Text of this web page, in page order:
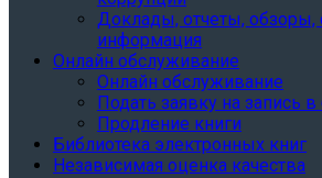
Доклады, отчеты, обзоры,
информация
Онлайн обслуживание
Онлайн обслуживание
Подать заявку на запись в
Продление книги
Библиотека электронных книг
Независимая оценка качества